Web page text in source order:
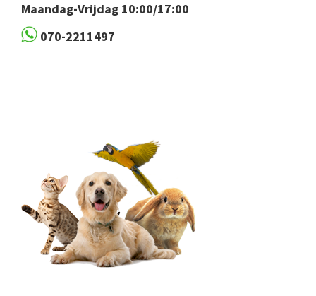
Maandag-Vrijdag 10:00/17:00
070-2211497